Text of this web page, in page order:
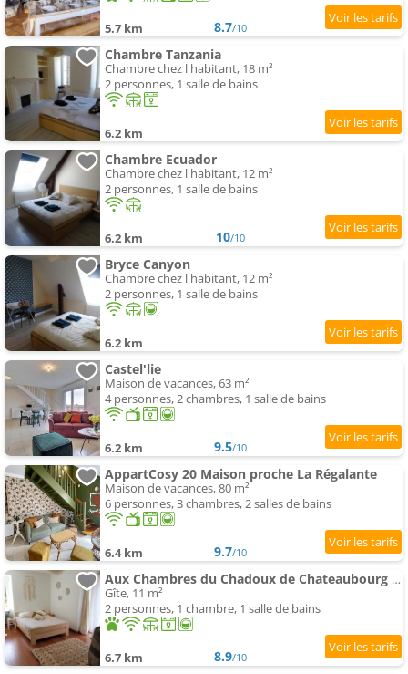
5.7 km 8.7/10
Chambre Tanzania
Chambre chez l'habitant, 18 m²
2 personnes, 1 salle de bains
6.2 km
Chambre Ecuador
Chambre chez l'habitant, 12 m²
2 personnes, 1 salle de bains
6.2 km 10/10
Bryce Canyon
Chambre chez l'habitant, 12 m²
2 personnes, 1 salle de bains
6.2 km
Castel'lie
Maison de vacances, 63 m²
4 personnes, 2 chambres, 1 salle de bains
6.2 km 9.5/10
AppartCosy 20 Maison proche La Régalante
Maison de vacances, 80 m²
6 personnes, 3 chambres, 2 salles de bains
6.4 km 9.7/10
Aux Chambres du Chadoux de Chateaubourg (ChaChaCha)
Gîte, 11 m²
2 personnes, 1 chambre, 1 salle de bains
6.7 km 8.9/10